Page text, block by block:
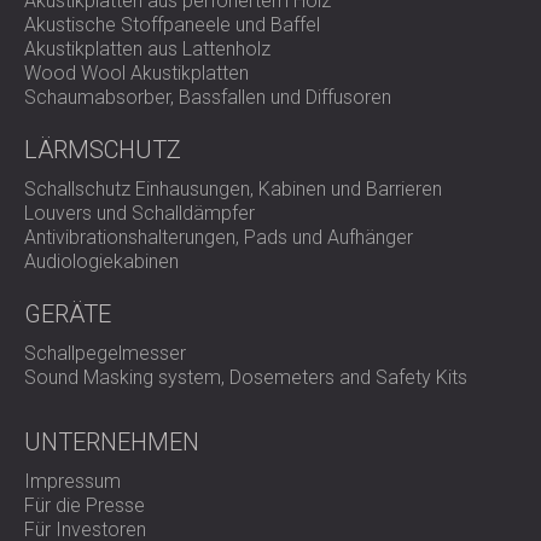
Wichtigste Vorteile
Präzisionsklasse 1: Vollständig konform mit den
Arbeitsplatzlärmmessungen.
Oktavbandfilter in Echtzeit: Messen Sie alle
Frequenzbänder gleichzeitig für eine detaillierte
Geräuschanalyse und die korrekte Auswahl des
Doppelfunktionalität: Gleichermaßen effektiv für die
Lärmüberwachung am Arbeitsplatz und die
Beurteilung der Lärmbelastung in der Umwelt.
Langzeitüberwachungsfunktion: Integrierte
Kits machen es geeignet für ausgedehnte
Müheloses Datenmanagement: Großer interner
Speicher und die AnalyzerPlus-Software
ermöglichen sofortige Berichterstellung und
Akustische Stoffpaneele und Baffel
Akustikplatten aus Lattenholz
Wood Wool Akustikplatten
Schaumabsorber, Bassfallen und Diffusoren
LÄRMSCHUTZ
Schallschutz Einhausungen, Kabinen und Barrieren
Louvers und Schalldämpfer
Antivibrationshalterungen, Pads und Aufhänger
Audiologiekabinen
GERÄTE
Schallpegelmesser
Sound Masking system, Dosemeters and Safety Kits
UNTERNEHMEN
Impressum
Für die Presse
Für Investoren